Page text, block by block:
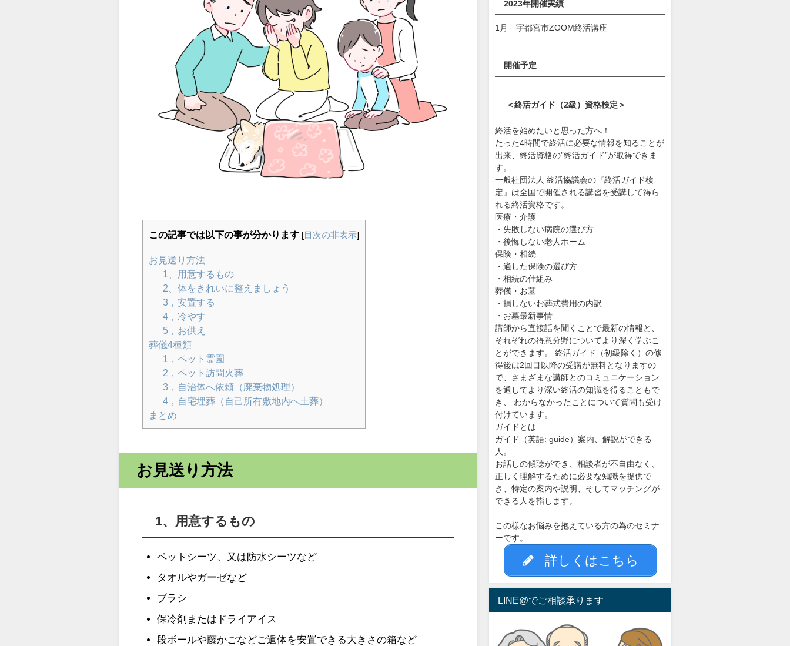
この記事では以下の事が分かります 目次の非表示]
お見送り方法
1、用意するもの
2、体をきれいに整えましょう
3，安置する
4，冷やす
5，お供え
葬儀4種類
1，ペット霊園
2，ペット訪問火葬
3，自治体へ依頼（廃棄物処理）
4，自宅埋葬（自己所有敷地内へ土葬）
まとめ
お見送り方法
1、用意するもの
ペットシーツ、又は防水シーツなど
タオルやガーゼなど
ブラシ
保冷剤またはドライアイス
段ボールや藤かごなどご遺体を安置できる大きさの箱など
2023年開催実績
1月 宇都宮市ZOOM終活講座
開催予定
＜終活ガイド（2級）資格検定＞
終活を始めたいと思った方へ！
たった4時間で終活に必要な情報を知ることが
出来、終活資格の”終活ガイド”が取得できま
す。
一般社団法人 終活協議会の『終活ガイド検
定』は全国で開催される講習を受講して得ら
れる終活資格です。
医療・介護
・失敗しない病院の選び方
・後悔しない老人ホーム
保険・相続
・適した保険の選び方
・相続の仕組み
葬儀・お墓
・損しないお葬式費用の内訳
・お墓最新事情
講師から直接話を聞くことで最新の情報と、
それぞれの得意分野についてより深く学ぶこ
とができます。 終活ガイド（初級除く）の修
得後は2回目以降の受講が無料となりますの
で、さまざまな講師とのコミュニケーション
を通してより深い終活の知識を得ることもで
き、 わからなかったことについて質問も受け
付けています。
ガイドとは
ガイド（英語: guide）案内、解説ができる
人。
お話しの傾聴ができ、相談者が不自由なく、
正しく理解するために必要な知識を提供で
き、特定の案内や説明、そしてマッチングが
できる人を指します。
この様なお悩みを抱えている方の為のセミナ
ーです。
詳しくはこちら
LINE@でご相談承ります